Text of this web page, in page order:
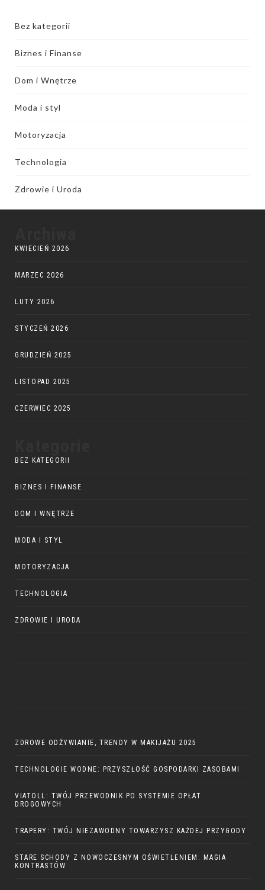
Bez kategorii
Biznes i Finanse
Dom i Wnętrze
Moda i styl
Motoryzacja
Technologia
Zdrowie i Uroda
KWIECIEŃ 2026
MARZEC 2026
LUTY 2026
STYCZEŃ 2026
GRUDZIEŃ 2025
LISTOPAD 2025
CZERWIEC 2025
BEZ KATEGORII
BIZNES I FINANSE
DOM I WNĘTRZE
MODA I STYL
MOTORYZACJA
TECHNOLOGIA
ZDROWIE I URODA
ZDROWE ODŻYWIANIE, TRENDY W MAKIJAŻU 2025
TECHNOLOGIE WODNE: PRZYSZŁOŚĆ GOSPODARKI ZASOBAMI
VIATOLL: TWÓJ PRZEWODNIK PO SYSTEMIE OPŁAT
DROGOWYCH
TRAPERY: TWÓJ NIEZAWODNY TOWARZYSZ KAŻDEJ PRZYGODY
STARE SCHODY Z NOWOCZESNYM OŚWIETLENIEM: MAGIA
KONTRASTÓW